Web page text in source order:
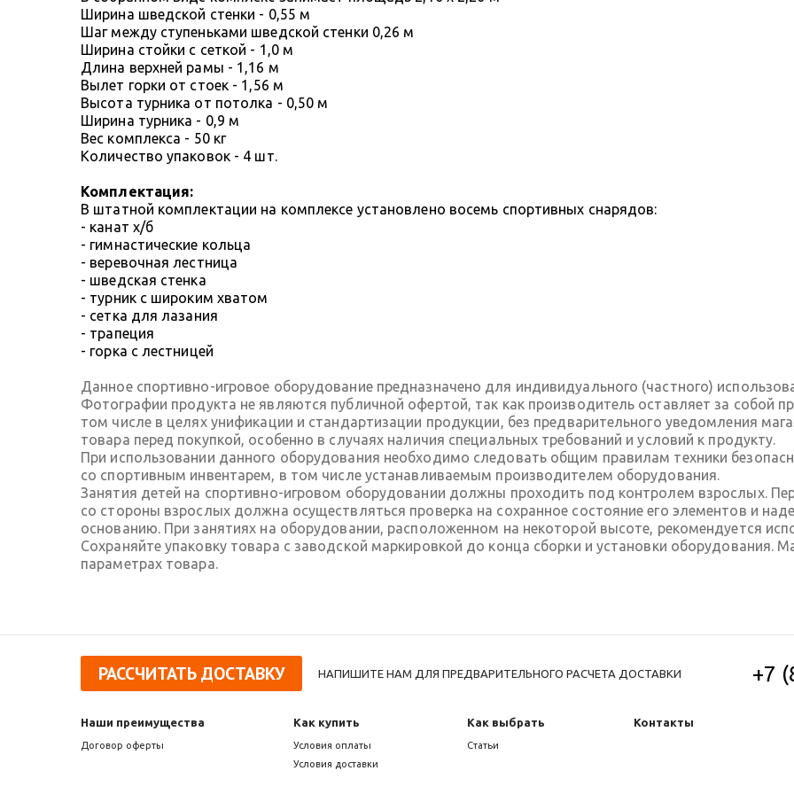
Ширина шведской стенки - 0,55 м
Шаг между ступеньками шведской стенки 0,26 м
Ширина стойки с сеткой - 1,0 м
Длина верхней рамы - 1,16 м
Вылет горки от стоек - 1,56 м
Высота турника от потолка - 0,50 м
Ширина турника - 0,9 м
Вес комплекса - 50 кг
Количество упаковок - 4 шт.
Комплектация:
В штатной комплектации на комплексе установлено восемь спортивных снарядов:
- канат х/б
- гимнастические кольца
- веревочная лестница
- шведская стенка
- турник с широким хватом
- сетка для лазания
- трапеция
- горка с лестницей
Данное спортивно-игровое оборудование предназначено для индивидуального (частного)
Фотографии продукта не являются публичной офертой, так как производитель оставляет за собой
том числе в целях унификации и стандартизации продукции, без предварительного уведомления
товара перед покупкой, особенно в случаях наличия специальных требований и условий к продукту.
При использовании данного оборудования необходимо следовать общим правилам техники
со спортивным инвентарем, в том числе устанавливаемым производителем оборудования.
Занятия детей на спортивно-игровом оборудовании должны проходить под контролем взрослых.
со стороны взрослых должна осуществляться проверка на сохранное состояние его элементов и
основанию. При занятиях на оборудовании, расположенном на некоторой высоте, рекомендуется
Сохраняйте упаковку товара с заводской маркировкой до конца сборки и установки
параметрах товара.
РАССЧИТАТЬ ДОСТАВКУ НАПИШИТЕ НАМ ДЛЯ ПРЕДВАРИТЕЛЬНОГО РАСЧЕТА ДОСТАВКИ +7
Наши преимущества
Договор оферты
Как купить
Условия оплаты
Условия доставки
Как выбрать
Статьи
Контакты